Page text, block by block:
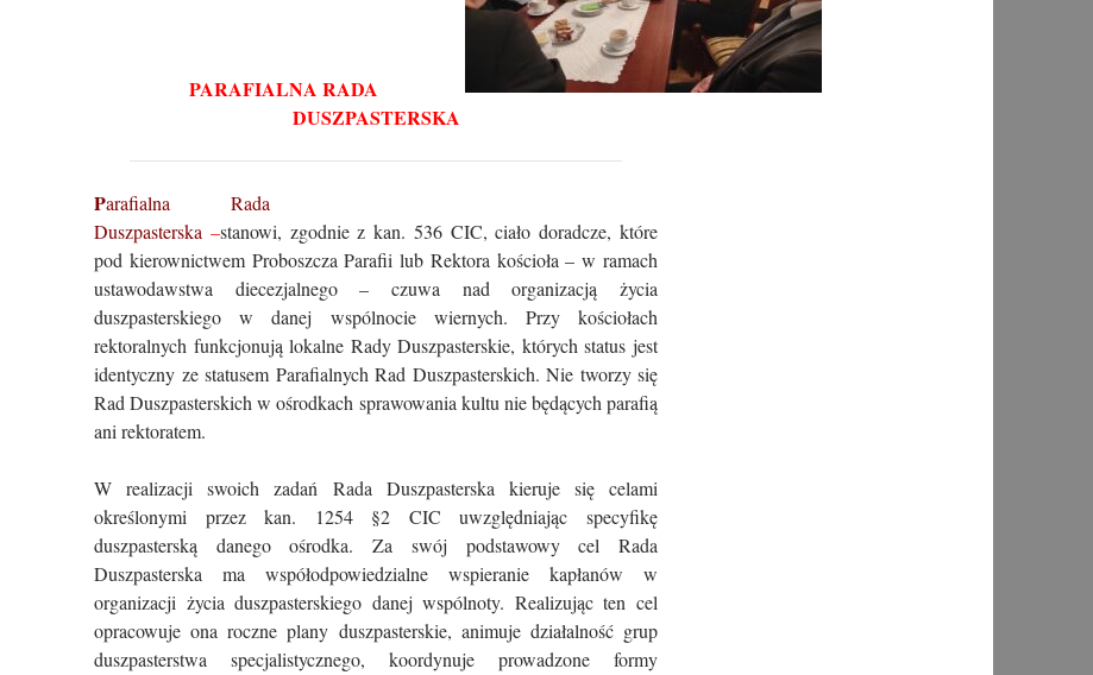
PARAFIALNA RADA
DUSZPASTERSKA
Parafialna Rada
Duszpasterska –stanowi, zgodnie z kan. 536 CIC, ciało doradcze, które
pod kierownictwem Proboszcza Parafii lub Rektora kościoła – w ramach
ustawodawstwa diecezjalnego – czuwa nad organizacją życia
duszpasterskiego w danej wspólnocie wiernych. Przy kościołach
rektoralnych funkcjonują lokalne Rady Duszpasterskie, których status jest
identyczny ze statusem Parafialnych Rad Duszpasterskich. Nie tworzy się
Rad Duszpasterskich w ośrodkach sprawowania kultu nie będących parafią
ani rektoratem.
W realizacji swoich zadań Rada Duszpasterska kieruje się celami
określonymi przez kan. 1254 §2 CIC uwzględniając specyfikę
duszpasterską danego ośrodka. Za swój podstawowy cel Rada
Duszpasterska ma współodpowiedzialne wspieranie kapłanów w
organizacji życia duszpasterskiego danej wspólnoty. Realizując ten cel
opracowuje ona roczne plany duszpasterskie, animuje działalność grup
duszpasterstwa specjalistycznego, koordynuje prowadzone formy